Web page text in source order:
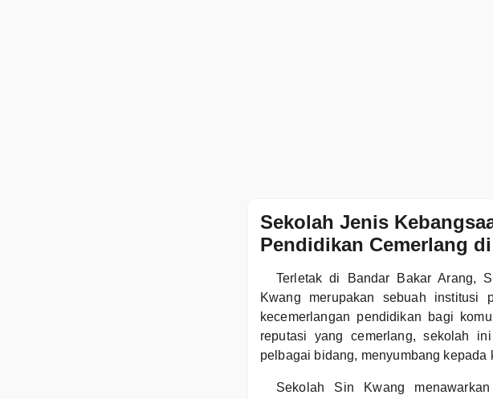
Sekolah Jenis
Pendidikan Cemerlang
Terletak di Bandar Bakar Arang,
Kwang merupakan sebuah institusi
kecemerlangan pendidikan bagi
reputasi yang cemerlang, sekolah
pelbagai bidang, menyumbang kepada
Sekolah Sin Kwang